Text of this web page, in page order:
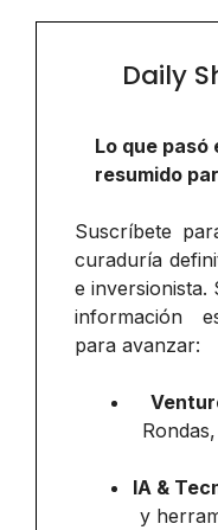
Daily
Lo que pasó
resumido
Suscríbete
curaduría
e inversionista.
información
para avanzar:
IA &
y